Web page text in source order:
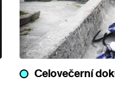
Celovečerní